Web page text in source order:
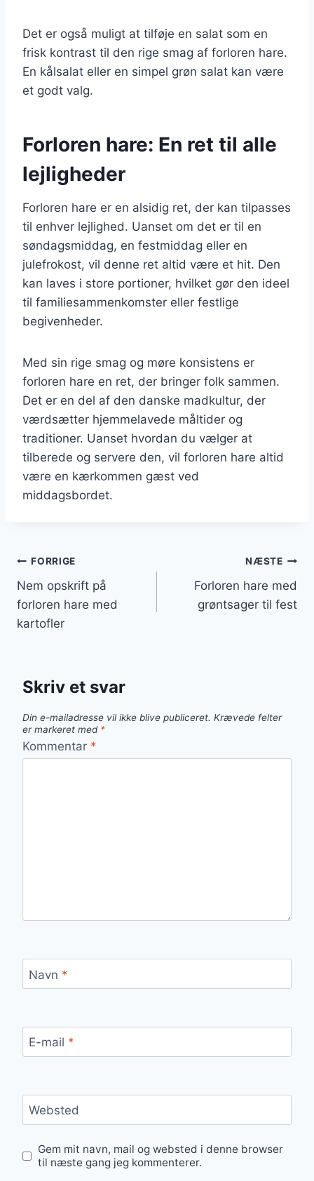
Det er også muligt at tilføje en salat som en
frisk kontrast til den rige smag af forloren hare.
En kålsalat eller en simpel grøn salat kan være
et godt valg.
Forloren hare: En ret til alle
lejligheder
Forloren hare er en alsidig ret, der kan tilpasses
til enhver lejlighed. Uanset om det er til en
søndagsmiddag, en festmiddag eller en
julefrokost, vil denne ret altid være et hit. Den
kan laves i store portioner, hvilket gør den ideel
til familiesammenkomster eller festlige
begivenheder.
Med sin rige smag og møre konsistens er
forloren hare en ret, der bringer folk sammen.
Det er en del af den danske madkultur, der
værdsætter hjemmelavede måltider og
traditioner. Uanset hvordan du vælger at
tilberede og servere den, vil forloren hare altid
være en kærkommen gæst ved
middagsbordet.
Indlægsnavigation
FORRIGE
Nem opskrift på
forloren hare med
kartofler
NÆSTE
Forloren hare med
grøntsager til fest
Skriv et svar
Din e-mailadresse vil ikke blive publiceret. Krævede felter
er markeret med *
Kommentar *
Navn *
E-mail *
Websted
Gem mit navn, mail og websted i denne browser
til næste gang jeg kommenterer.